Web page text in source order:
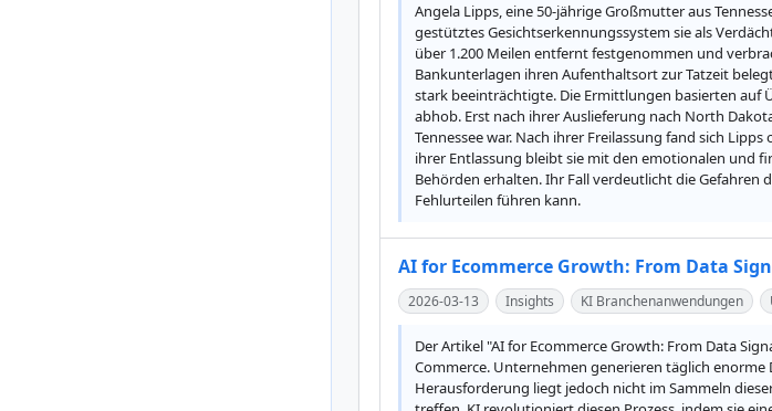
Angela Lipps, eine 50-jährige Großmutter aus
gestütztes Gesichtserkennungssystem sie als
über 1.200 Meilen entfernt festgenommen und
Bankunterlagen ihren Aufenthaltsort zur Tatzeit
stark beeinträchtigte. Die Ermittlungen basierten auf
abhob. Erst nach ihrer Auslieferung nach North
Tennessee war. Nach ihrer Freilassung fand sich
ihrer Entlassung bleibt sie mit den emotionalen und
Behörden erhalten. Ihr Fall verdeutlicht die
Fehlurteilen führen kann.
AI for Ecommerce Growth: From Data
2026-03-13 Insights KI Branchenanwendungen
Der Artikel "AI for Ecommerce Growth: From Data
Commerce. Unternehmen generieren täglich
Herausforderung liegt jedoch nicht im Sammeln